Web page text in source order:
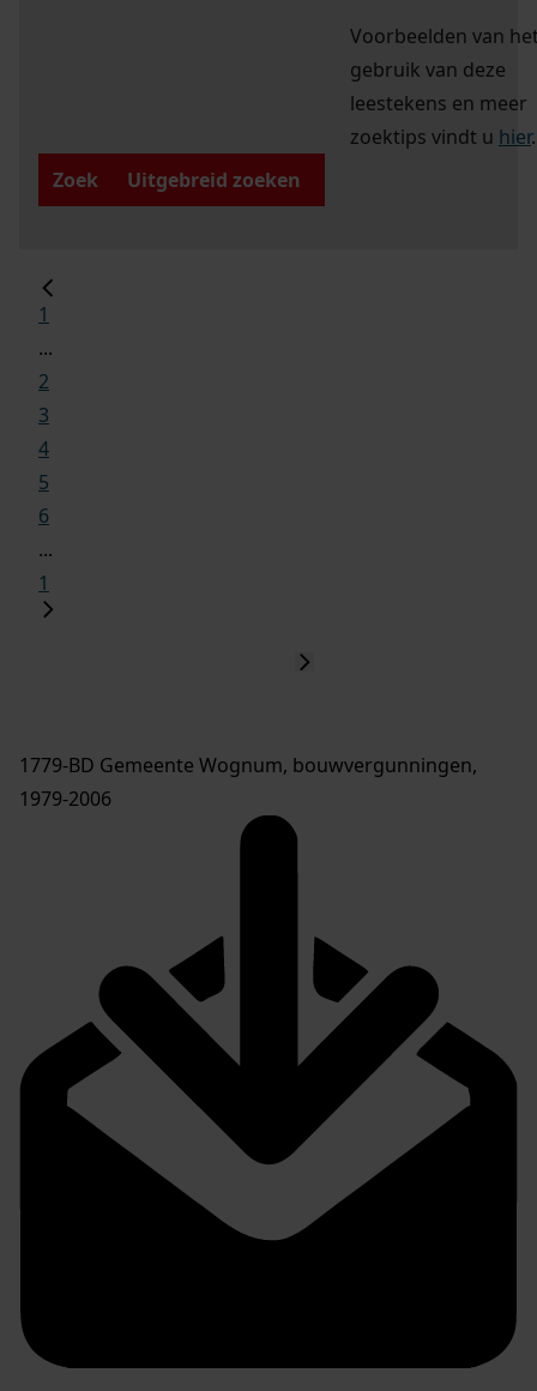
Voorbeelden van
gebruik van deze
leestekens en meer
zoektips vindt u hier.
Zoek
Uitgebreid zoeken
1
...
2
3
4
5
6
...
1
1779-BD Gemeente Wognum, bouwvergunningen,
1979-2006